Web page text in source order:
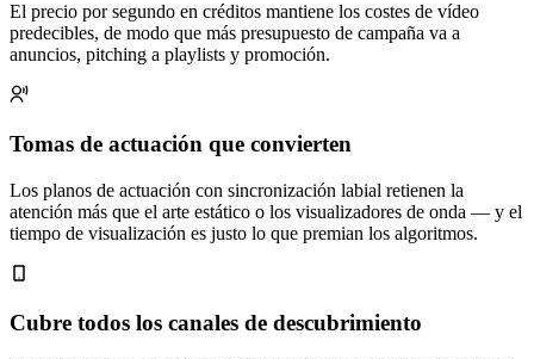
El precio por segundo en créditos mantiene los costes de vídeo
predecibles, de modo que más presupuesto de campaña va a
anuncios, pitching a playlists y promoción.
Tomas de actuación que convierten
Los planos de actuación con sincronización labial retienen la
atención más que el arte estático o los visualizadores de onda — y el
tiempo de visualización es justo lo que premian los algoritmos.
Cubre todos los canales de descubrimiento